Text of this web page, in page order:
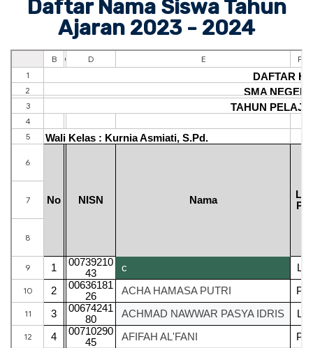
Daftar Nama Siswa Tahun
Ajaran 2023 - 2024